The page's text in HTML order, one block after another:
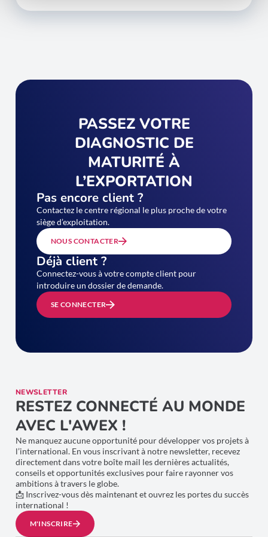
PASSEZ VOTRE
DIAGNOSTIC DE
MATURITÉ À
L’EXPORTATION
Pas encore client ?
Contactez le centre régional le plus proche de votre
siège d’exploitation.
NOUS CONTACTER
Déjà client ?
Connectez-vous à votre compte client pour
introduire un dossier de demande.
SE CONNECTER
NEWSLETTER
RESTEZ CONNECTÉ AU MONDE
AVEC L'AWEX !
Ne manquez aucune opportunité pour développer vos projets à
l’international. En vous inscrivant à notre newsletter, recevez
directement dans votre boîte mail les dernières actualités,
conseils et opportunités exclusives pour faire rayonner vos
ambitions à travers le globe.
📩 Inscrivez-vous dès maintenant et ouvrez les portes du succès
international !
M'INSCRIRE